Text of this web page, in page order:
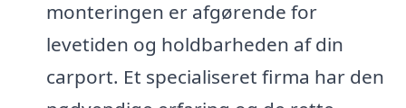
monteringen er afgørende for
levetiden og holdbarheden af din
carport. Et specialiseret firma har den